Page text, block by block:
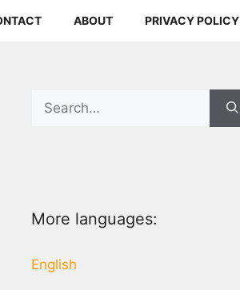
ABOUT PRIVACY POLICY
Search
for:
More languages:
English